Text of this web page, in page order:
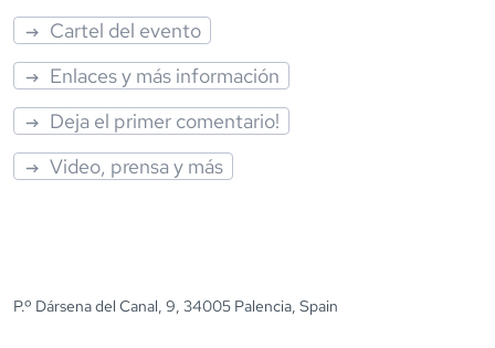
Cartel del evento
Enlaces y más información
Deja el primer comentario!
Video, prensa y más
P.º Dársena del Canal, 9, 34005 Palencia, Spain